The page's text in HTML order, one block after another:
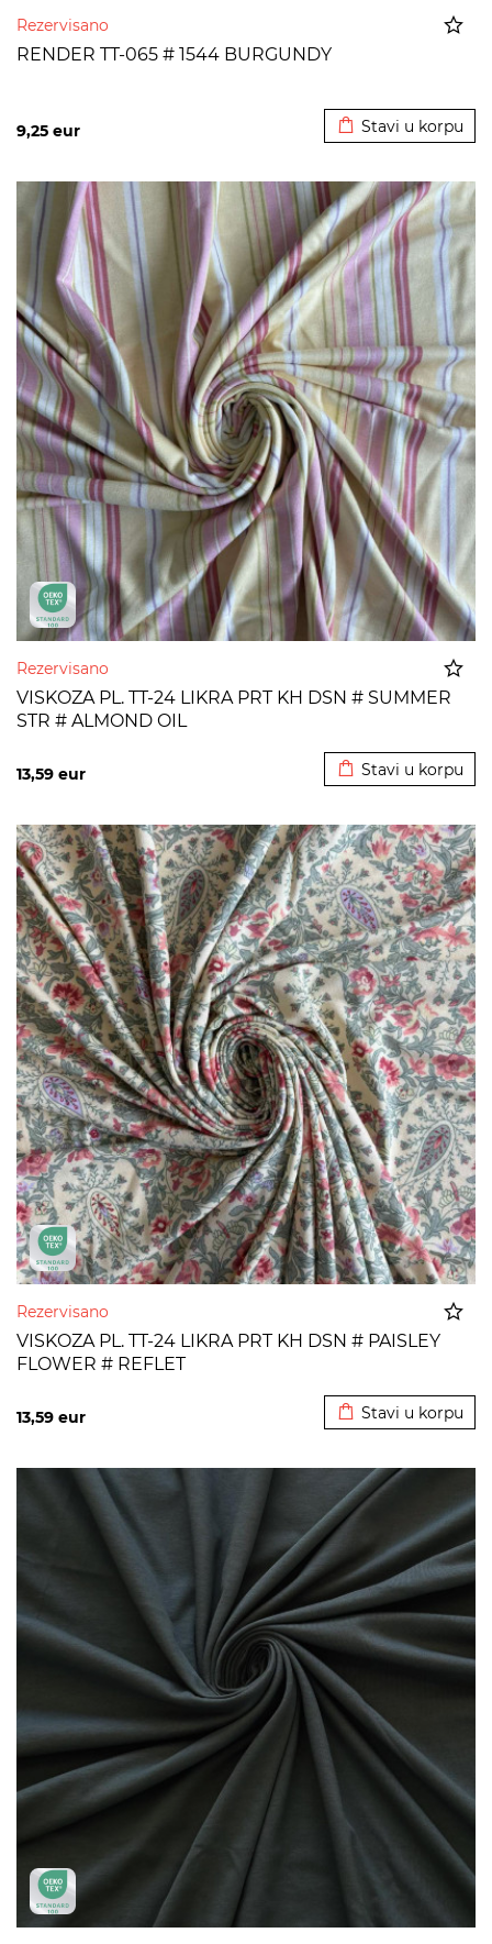
Rezervisano
RENDER TT-065 # 1544 BURGUNDY
9,25 eur Stavi u korpu
Rezervisano
VISKOZA PL. TT-24 LIKRA PRT KH DSN # SUMMER
STR # ALMOND OIL
13,59 eur Stavi u korpu
Rezervisano
VISKOZA PL. TT-24 LIKRA PRT KH DSN # PAISLEY
FLOWER # REFLET
13,59 eur Stavi u korpu